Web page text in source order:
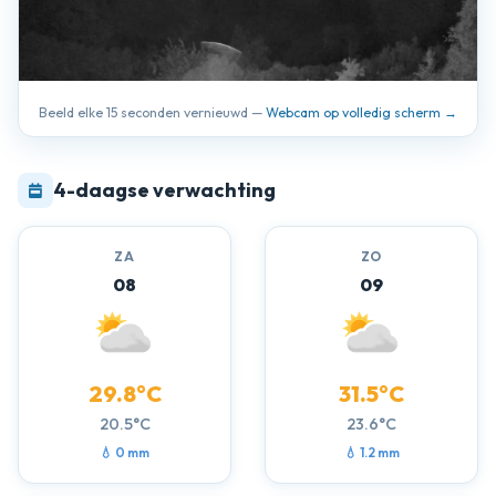
Beeld elke 15 seconden vernieuwd — Webcam op volledig scherm →
4-daagse verwachting
ZA
08
29.8°C
20.5°C
💧 0 mm
ZO
09
31.5°C
23.6°C
💧 1.2 mm